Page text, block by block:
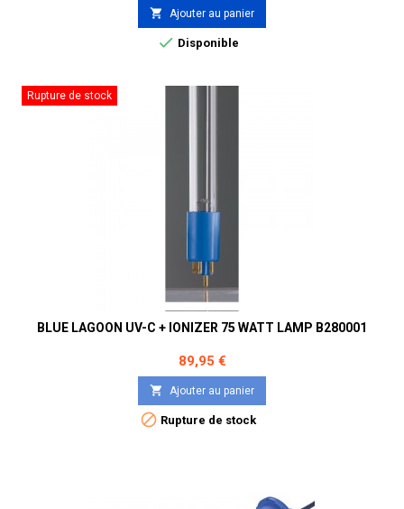
 Ajouter au panier
 Disponible
Rupture de stock
BLUE LAGOON UV-C + IONIZER 75 WATT LAMP B280001
Prix
89,95 €
 Ajouter au panier
 Rupture de stock